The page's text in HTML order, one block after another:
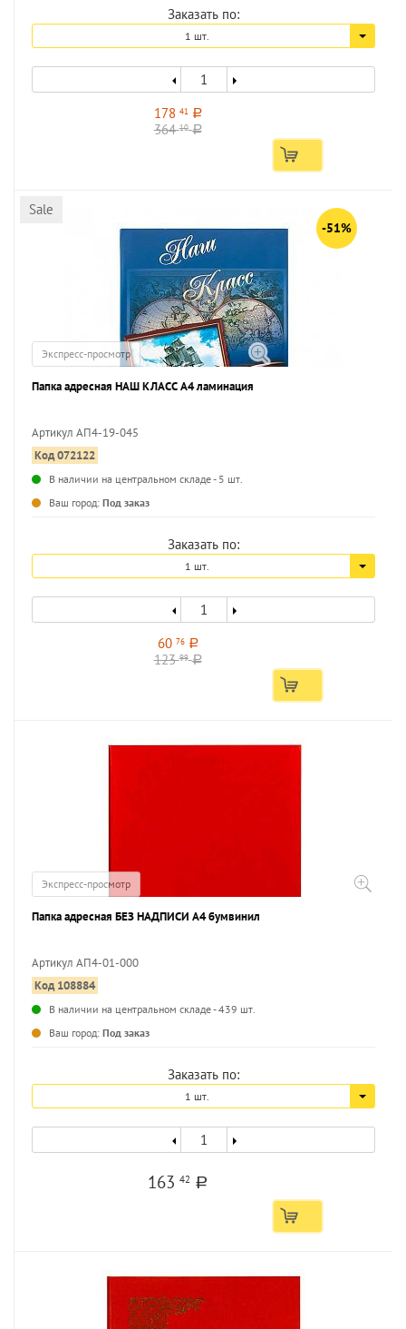
Заказать по:
1 шт.
178 41 a
36410 a
Sale
-51%
Экспресс-просмотр
Папка адресная НАШ КЛАСС А4 ламинация
Артикул АП4-19-045
Код 072122
В наличии на центральном складе - 5 шт.
Ваш город: Под заказ
Заказать по:
1 шт.
60 76 a
12399 a
Экспресс-просмотр
Папка адресная БЕЗ НАДПИСИ А4 бумвинил
Артикул АП4-01-000
Код 108884
В наличии на центральном складе - 439 шт.
Ваш город: Под заказ
Заказать по:
1 шт.
16342 a